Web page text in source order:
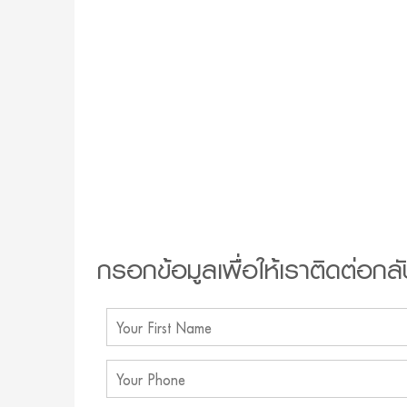
กรอกข้อมูลเพื่อให้เราติดต่อก